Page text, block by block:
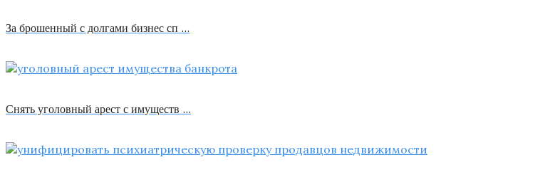
За брошенный с долгами бизнес сп …
Снять уголовный арест с имуществ …